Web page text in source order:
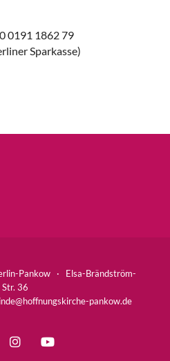
0191 1862 79
Sparkasse)
Pankow · Elsa-Brändström-
Str. 36
pankow.de